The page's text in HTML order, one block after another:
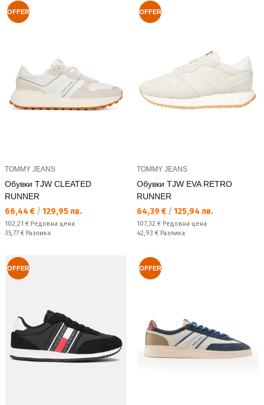
OFFER
TOMMY JEANS
Обувки TJW CLEATED
RUNNER
Текуща цена:
66,44 € / 129,95 лв.
Редовна цена:
102,21 € Редовна цена
Спестявате:
35,77 € Разлика
OFFER
TOMMY JEANS
Обувки TJW EVA RETRO
RUNNER
Текуща цена:
64,39 € / 125,94 лв.
Редовна цена:
107,32 € Редовна цена
Спестявате:
42,93 € Разлика
OFFER OFFER